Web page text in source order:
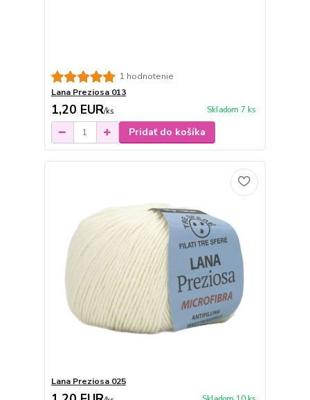
1 hodnotenie
Lana Preziosa 013
1,20 EUR/ks Skladom 7 ks
Pridať do košíka
Lana Preziosa 025